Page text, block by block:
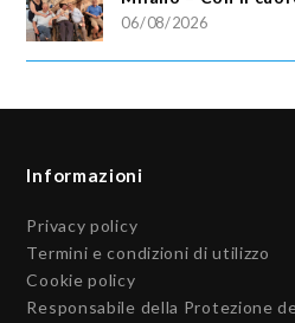
06/08/2026
Informazioni
Privacy policy
Termini e condizioni di utilizzo
Cookie policy
Responsabile della Protezione